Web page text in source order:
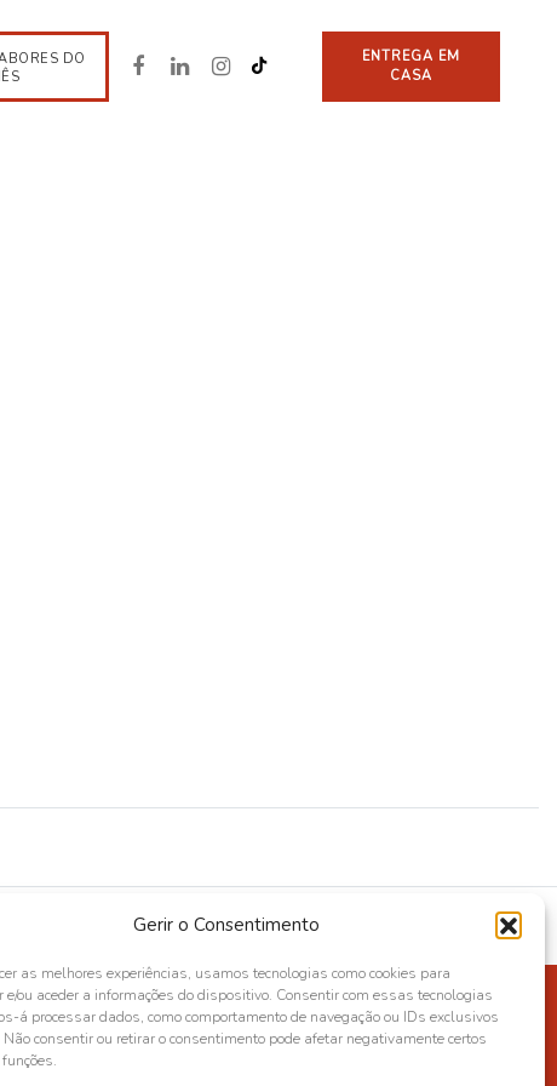
Gerir o Consentimento
as melhores experiências, usamos tecnologias como cookies para
e/ou aceder a informações do dispositivo. Consentir com essas tecnologias
á processar dados, como comportamento de navegação ou IDs exclusivos
consentir ou retirar o consentimento pode afetar negativamente certos
DO
ENTREGA EM
CASA